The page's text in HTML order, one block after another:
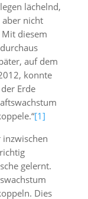
lächelnd,
aber nicht
diesem
auf dem
konnte
Erde
[1]
gelernt.
Dies